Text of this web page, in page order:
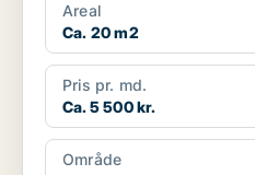
Areal
Ca. 20 m2
Pris pr. md.
Ca. 5 500 kr.
Område